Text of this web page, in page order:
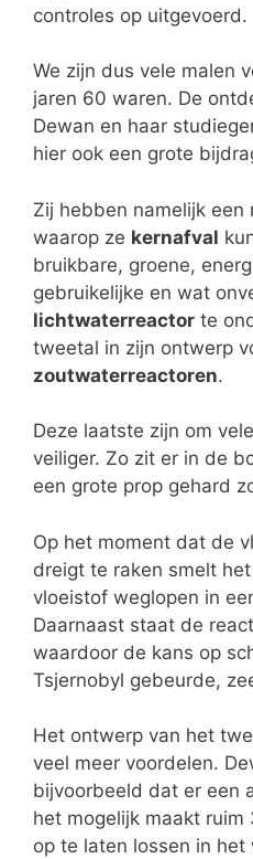
controles op uitgevoerd.
We zijn dus vele malen
jaren 60 waren. De
Dewan en haar
hier ook een grote
Zij hebben namelijk een
waarop ze kernafval
bruikbare, groene,
gebruikelijke en wat
lichtwaterreactor te
tweetal in zijn ontwerp
zoutwaterreactoren.
Deze laatste zijn om
veiliger. Zo zit er in de
een grote prop gehard
Op het moment dat de
dreigt te raken smelt
vloeistof weglopen in
Daarnaast staat de
waardoor de kans op
Tsjernobyl gebeurde,
Het ontwerp van het
veel meer voordelen.
bijvoorbeeld dat er een
het mogelijk maakt ruim
op te laten lossen in